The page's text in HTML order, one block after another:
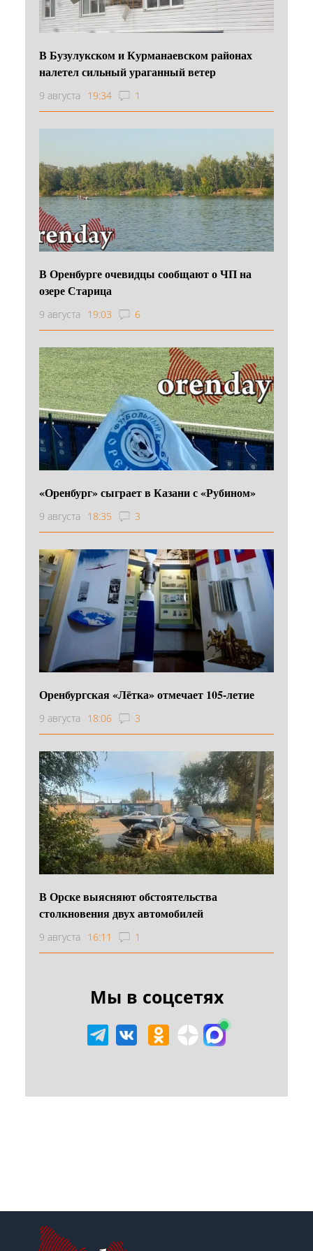
В Бузулукском и Курманаевском районах
налетел сильный ураганный ветер
9 августа 19:34 1
В Оренбурге очевидцы сообщают о ЧП на
озере Старица
9 августа 19:03 6
«Оренбург» сыграет в Казани с «Рубином»
9 августа 18:35 3
Оренбургская «Лётка» отмечает 105-летие
9 августа 18:06 3
В Орске выясняют обстоятельства
столкновения двух автомобилей
9 августа 16:11 1
Мы в соцсетях